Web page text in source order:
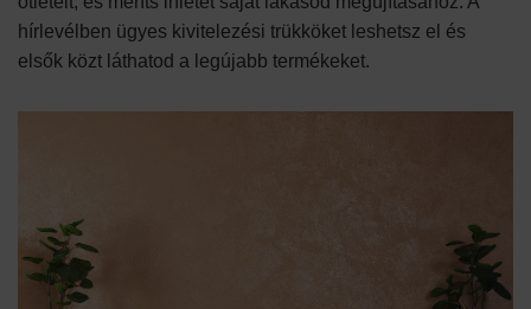
hírlevélben ügyes kivitelezési trükköket leshetsz el és
elsők közt láthatod a legújabb termékeket.